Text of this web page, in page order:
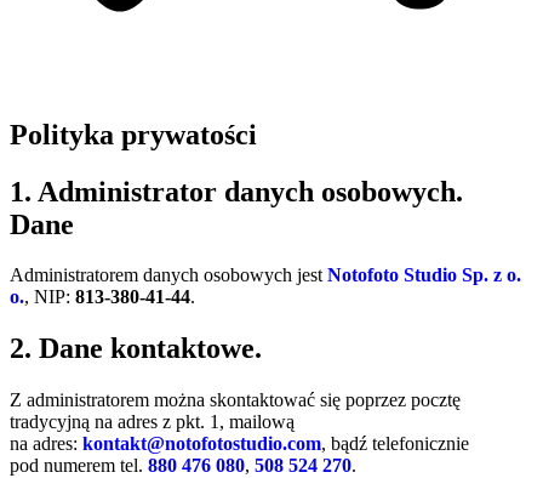
Polityka prywatości
1. Administrator danych osobowych.
Dane
Administratorem danych osobowych jestNotofoto Studio Sp. z o.
o., NIP: 813-380-41-44.
2. Dane kontaktowe.
Z administratorem można skontaktować się poprzez pocztę
tradycyjną na adres z pkt. 1, mailową
na adres: kontakt@notofotostudio.com, bądź telefonicznie
pod numerem tel. 880 476 080, 508 524 270.